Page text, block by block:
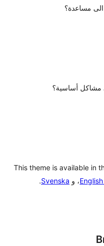
مساعدة؟
مشاكل أساسية؟
This theme is available in
، و Svenska
.